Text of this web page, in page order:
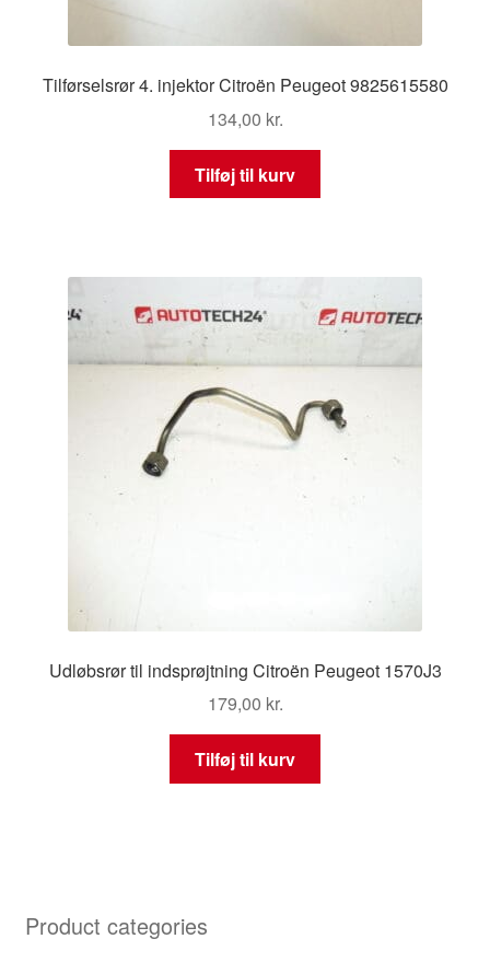
Tilførselsrør 4. injektor Citroën Peugeot 9825615580
134,00 kr.
Tilføj til kurv
Udløbsrør til indsprøjtning Citroën Peugeot 1570J3
179,00 kr.
Tilføj til kurv
Product categories